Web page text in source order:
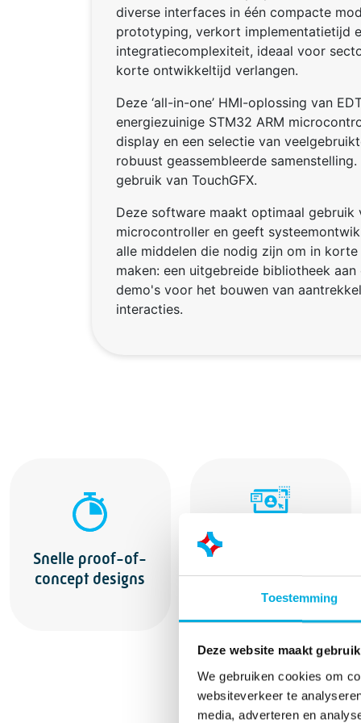
Toestemming
Deze website maakt
We gebruiken cookies om
websiteverkeer te
media, adverteren en
diverse interfaces in één compacte
prototyping, verkort implementatietijd
integratiecomplexiteit, ideaal voor
korte ontwikkeltijd verlangen.
Deze ‘all-in-one’ HMI-oplossing van
energiezuinige STM32 ARM
display en een selectie van
robuust geassembleerde
gebruik van TouchGFX.
Deze software maakt optimaal gebruik
microcontroller en geeft
alle middelen die nodig zijn om in
maken: een uitgebreide bibliotheek
demo's voor het bouwen van
interacties.
Snelle proof-of-
concept designs
voor GUI’s